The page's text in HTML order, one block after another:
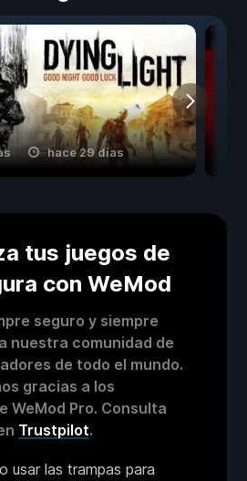
hace 29 días
tus juegos de
con WeMod
seguro y siempre
nuestra comunidad de
de todo el mundo.
gracias a los
WeMod Pro. Consulta
Trustpilot.
usar las trampas para